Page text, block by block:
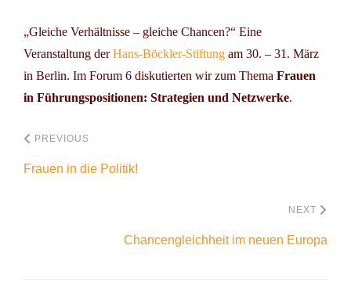
„Gleiche Verhältnisse – gleiche Chancen?“ Eine
Veranstaltung derHans-Böckler-Stiftung am 30. – 31. März
in Berlin. Im Forum 6 diskutierten wir zum Thema Frauen
in Führungspositionen: Strategien und Netzwerke.
PREVIOUS
Frauen in die Politik!
NEXT
Chancengleichheit im neuen Europa